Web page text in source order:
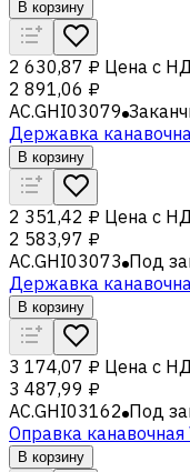
В корзину
2 630,87 ₽ Цена с
2 891,06 ₽
AC.GHI03079
Державка
В корзину
2 351,42 ₽ Цена с
2 583,97 ₽
AC.GHI03073 Под
Державка
В корзину
3 174,07 ₽ Цена с
3 487,99 ₽
AC.GHI03162 Под
Оправка
В корзину